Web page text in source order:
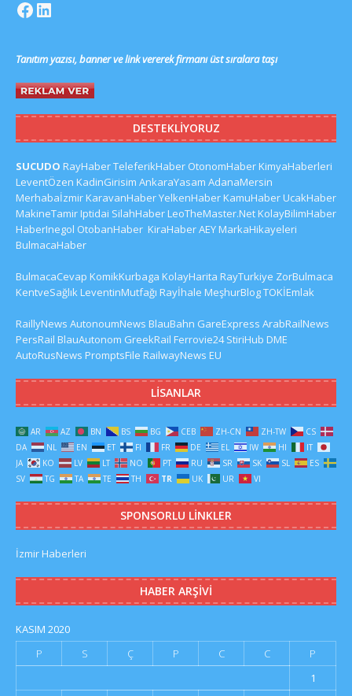
Tanıtım yazısı, banner ve link vererek firmanı üst sıralara taşı
DESTEKLIYORUZ
SUCUDO RayHaberTeleferikHaber OtonomHaberKimyaHaberleri
LeventÖzen KadinGirisim AnkaraYasam AdanaMersin
MerhabaİzmirKaravanHaberYelkenHaberKamuHaberUcakHaber
MakineTamirIptidai SilahHaberLeoTheMaster.NetKolayBilimHaber
HaberInegol OtobanHaber KiraHaberAEYMarkaHikayeleri
BulmacaHaber
BulmacaCevap KomikKurbaga KolayHarita RayTurkiye ZorBulmaca
KentveSağlıkLeventinMutfağı Rayİhale MeşhurBlogTOKİEmlak
RaillyNews AutonoumNews BlauBahn GareExpress ArabRailNews
PersRail BlauAutonom GreekRail Ferrovie24 StiriHub DME
AutoRusNews PromptsFile RailwayNews EU
LISANLAR
AR AZ BN BS BG CEB ZH-CN ZH-TW
CS
DA
NL EN ET FI FR DE EL IW HI
IT
JA
KO LV LT NO PT RU SR SK SL
ES
SV
TG TA TE TH TR UK UR VI
SPONSORLU LINKLER
İzmir Haberleri
HABER ARŞIVI
KASIM 2020
P
S Ç P C C
P
1